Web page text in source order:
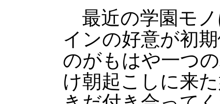
最近の学園モ
インの好意が初
のがもはや一つ
け朝起こしに来